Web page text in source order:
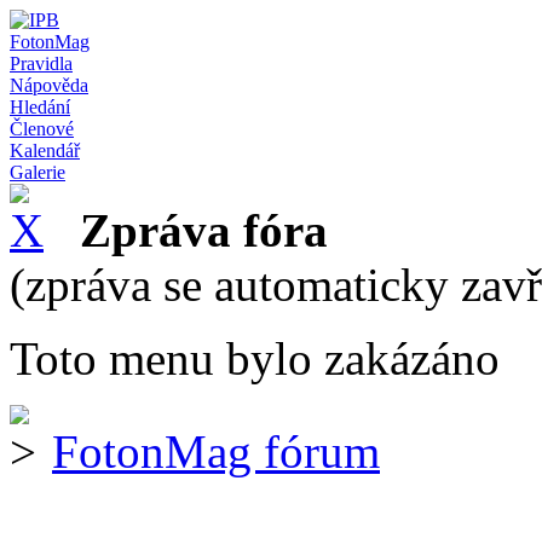
FotonMag
Pravidla
Nápověda
Hledání
Členové
Kalendář
Galerie
Zpráva fóra
(zpráva se automaticky
Toto menu bylo zakázáno
FotonMag fórum